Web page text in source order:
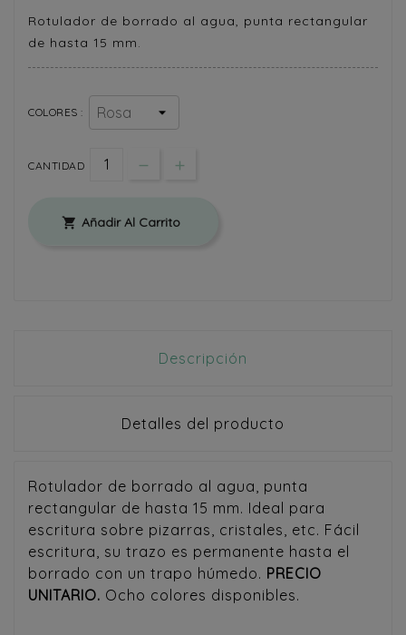
Rotulador de borrado al agua, punta rectangular
de hasta 15 mm.
COLORES :
CANTIDAD
 Añadir Al Carrito
Descripción
Detalles del producto
Rotulador de borrado al agua, punta
rectangular de hasta 15 mm. Ideal para
escritura sobre pizarras, cristales, etc. Fácil
escritura, su trazo es permanente hasta el
borrado con un trapo húmedo. PRECIO
UNITARIO. Ocho colores disponibles.